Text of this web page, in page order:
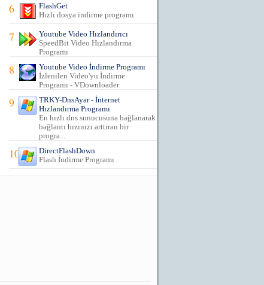
6
FlashGet
Hızlı dosya indirme programı
7
Youtube Video Hızlandırıcı
SpeedBit Video Hızlandırma
Programı
8
Youtube Video İndirme Programı
İzlenilen Video'yu İndirme
Programı - VDownloader
9
TRKY-DnsAyar - İnternet
Hızlandırma Programı
En hızlı dns sunucusuna bağlanarak
bağlantı hızınızı arttıran bir
progra...
10
DirectFlashDown
Flash İndirme Programı